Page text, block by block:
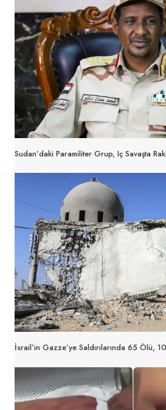
Sudan’daki Paramiliter Grup, Iç Savaşta
İsrail’in Gazze’ye Saldırılarında 65 Ölü,